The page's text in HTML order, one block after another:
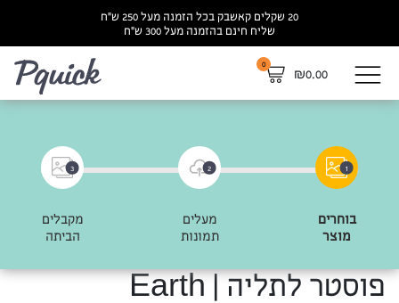
20 שקלים קאשבק בכל הזמנה מעל 250 ש”ח
שליח חינם בהזמנה מעל 300 ש”ח
₪0.00
0
1
בוחרים
מוצר
2
מעלים
תמונות
3
מקבלים
הביתה
פוסטר לתליה | Earth